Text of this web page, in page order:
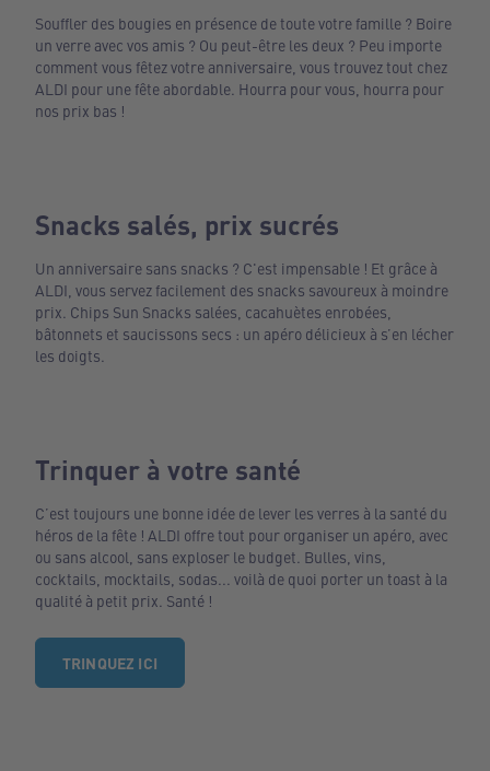
Souffler des bougies en présence de toute votre famille ? Boire
un verre avec vos amis ? Ou peut-être les deux ? Peu importe
comment vous fêtez votre anniversaire, vous trouvez tout chez
ALDI pour une fête abordable. Hourra pour vous, hourra pour
nos prix bas !
Snacks salés, prix sucrés
Un anniversaire sans snacks ? C'est impensable ! Et grâce à
ALDI, vous servez facilement des snacks savoureux à moindre
prix. Chips Sun Snacks salées, cacahuètes enrobées,
bâtonnets et saucissons secs : un apéro délicieux à s’en lécher
les doigts.
Trinquer à votre santé
C’est toujours une bonne idée de lever les verres à la santé du
héros de la fête ! ALDI offre tout pour organiser un apéro, avec
ou sans alcool, sans exploser le budget. Bulles, vins,
cocktails, mocktails, sodas... voilà de quoi porter un toast à la
qualité à petit prix. Santé !
TRINQUEZ ICI